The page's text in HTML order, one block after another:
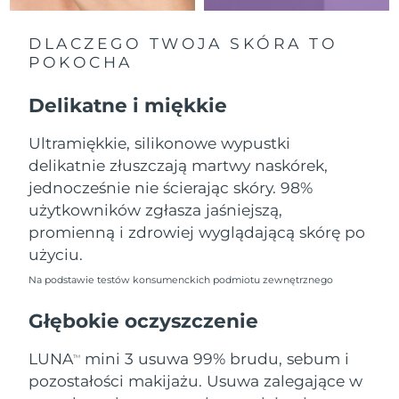
DLACZEGO TWOJA SKÓRA TO
POKOCHA
Delikatne i miękkie
Ultramiękkie, silikonowe wypustki
delikatnie złuszczają martwy naskórek,
jednocześnie nie ścierając skóry. 98%
użytkowników zgłasza jaśniejszą,
promienną i zdrowiej wyglądającą skórę po
użyciu.
Na podstawie testów konsumenckich podmiotu zewnętrznego
Głębokie oczyszczenie
LUNATM
mini 3 usuwa 99% brudu, sebum i
pozostałości makijażu. Usuwa zalegające w
Liban
Oczekiwany czas dostawy
Litwa
Oczekiwany czas dostawy
SRA Makau (Chiny)
Oczekiwany czas dostawy
Malezja
Oczekiwany czas dostawy
8/13/26
Malta
Oczekiwany czas dostawy
Meksyk
Oczekiwany czas dostawy
Monako
Oczekiwany czas dostawy